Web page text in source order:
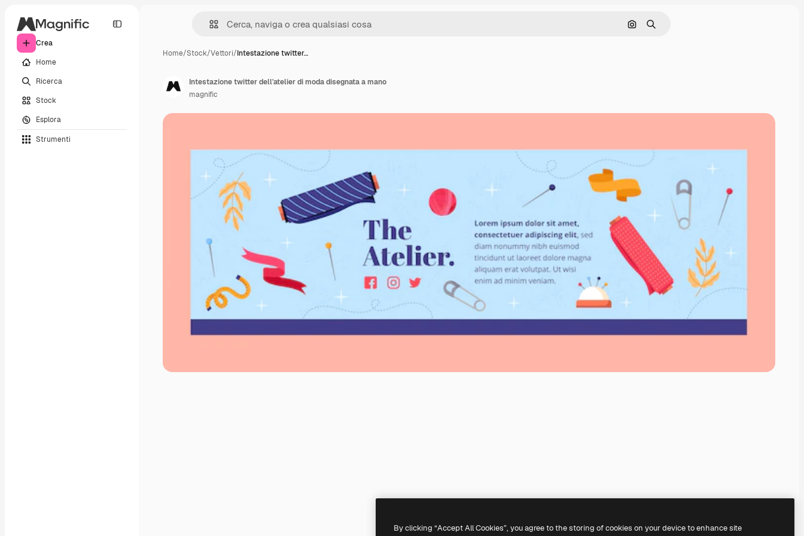
Crea
Home
Ricerca
Stock
Esplora
Strumenti
Cerca per immagine
Ricerca
Home/Stock/Vettori/Intestazione twitter…
Intestazione twitter dell'atelier di moda disegnata a mano
magnific
By clicking “Accept All Cookies”, you agree to the storing of cookies on your device to enhance site